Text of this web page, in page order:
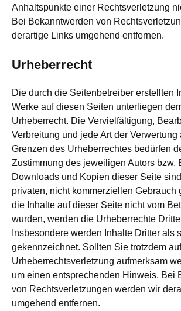
Anhaltspunkte einer Rechtsverletzung
Bei Bekanntwerden von
derartige Links umgehend entfernen.
Urheberrecht
Die durch die Seitenbetreiber erstellten
Werke auf diesen Seiten unterliegen
Urheberrecht. Die Vervielfältigung,
Verbreitung und jede Art der
Grenzen des Urheberrechtes bedürfen
Zustimmung des jeweiligen Autors bzw.
Downloads und Kopien dieser Seite
privaten, nicht kommerziellen Gebrauch
die Inhalte auf dieser Seite nicht vom
wurden, werden die Urheberrechte
Insbesondere werden Inhalte Dritter als
gekennzeichnet. Sollten Sie trotzdem
Urheberrechtsverletzung aufmerksam
um einen entsprechenden Hinweis. Bei
von Rechtsverletzungen werden wir
umgehend entfernen.